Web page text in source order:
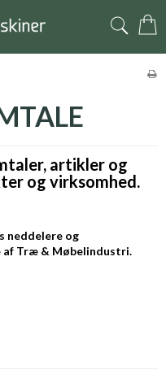
artikler og
og virksomhed.
neddelere og
af Træ & Møbelindustri.